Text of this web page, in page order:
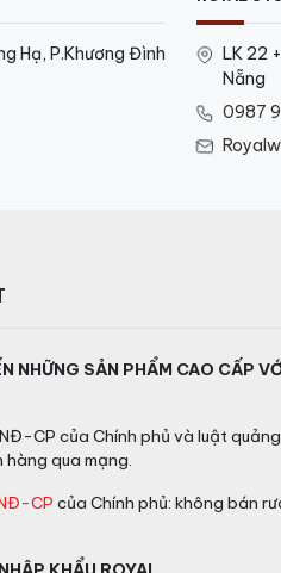
Hạ, P.Khương Đình
LK 22
Nẵng
0987
NHỮNG SẢN PHẨM CAO CẤP
CP của Chính phủ và luật
hàng qua mạng.
CP của Chính phủ: không bán